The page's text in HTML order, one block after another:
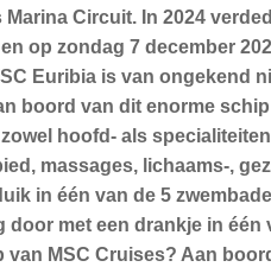
Circuit. In 2024
op zondag 7 december
Euribia is van
boord van dit enorme
hoofd- als
massages, lichaams-,
in één van de 5
met een drankje in
MSC Cruises? Aan